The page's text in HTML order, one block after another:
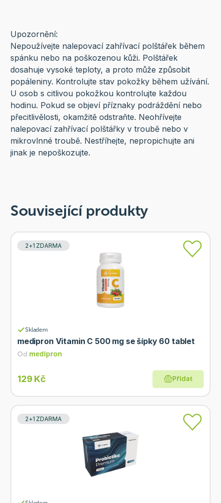
Upozornění:
Nepoužívejte nalepovací zahřívací polštářek během
spánku nebo na poškozenou kůži. Polštářek
dosahuje vysoké teploty, a proto může způsobit
popáleniny. Kontrolujte stav pokožky během užívání.
U osob s citlivou pokožkou kontrolujte každou
hodinu. Pokud se objeví příznaky podráždění nebo
přecitlivělosti, okamžitě odstraňte. Neohřívejte
nalepovací zahřívací polštářky v troubě nebo v
mikrovlnné troubě. Nestříhejte, nepropichujte ani
jinak je nepoškozujte.
Související produkty
2+1 ZDARMA
Skladem
medipron Vitamin C 500 mg se šípky 60 tablet
Od medipron
129 Kč Přidat
2+1 ZDARMA